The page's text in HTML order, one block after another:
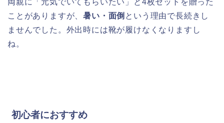
ことがありますが、暑い・面倒 という理由で長続きし
ませんでした。外出時には靴が履けなくなりますし
ね。
初心者におすすめ